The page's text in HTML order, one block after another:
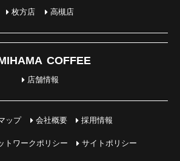
枚方店 高槻店
COFFEE
店舗情報
ップ 会社概要 採用情報
トワークポリシー サイトポリシー